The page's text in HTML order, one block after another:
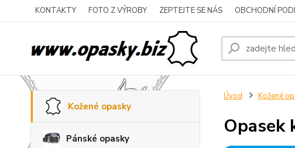
KONTAKTY FOTO Z VÝROBY ZEPTEJTE SE NÁS OBCHODNÍ
Kožené opasky
Pánské opasky
Úvod Kožené
Opasek